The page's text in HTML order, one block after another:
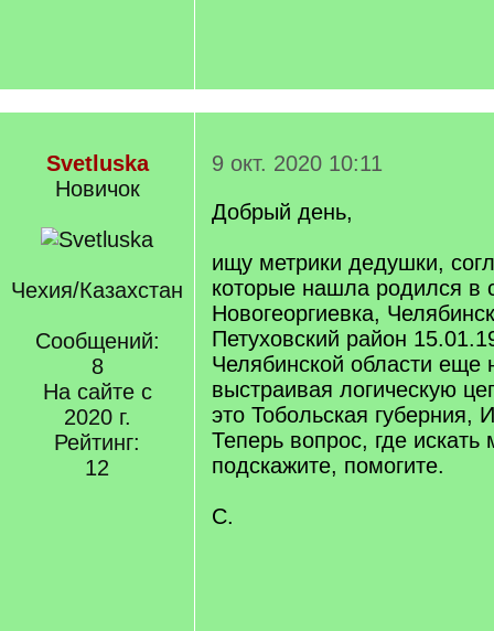
Svetluska
Новичок
Чехия/Казахстан
Сообщений:
8
На сайте с
2020 г.
Рейтинг:
12
9 окт. 2020 10:11
Добрый день,
ищу метрики дедушки,
которые нашла родился в
Новогеоргиевка,
Петуховский район
Челябинской области еще
выстраивая логическую
это Тобольская губерния,
Теперь вопрос, где искать
подскажите, помогите.
С.